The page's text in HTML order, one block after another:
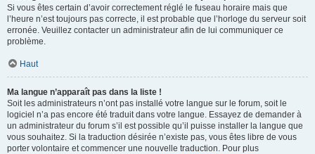
Si vous êtes certain d’avoir correctement réglé le fuseau horaire mais que
l’heure n’est toujours pas correcte, il est probable que l’horloge du serveur soit
erronée. Veuillez contacter un administrateur afin de lui communiquer ce
problème.
Haut
Ma langue n’apparaît pas dans la liste !
Soit les administrateurs n’ont pas installé votre langue sur le forum, soit le
logiciel n’a pas encore été traduit dans votre langue. Essayez de demander à
un administrateur du forum s’il est possible qu’il puisse installer la langue que
vous souhaitez. Si la traduction désirée n’existe pas, vous êtes libre de vous
porter volontaire et commencer une nouvelle traduction. Pour plus